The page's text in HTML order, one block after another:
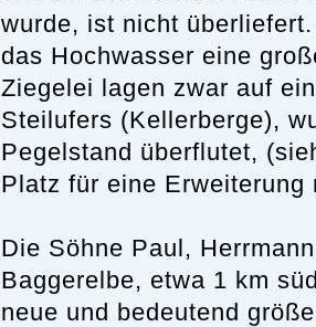
wurde, ist nicht
das Hochwasser eine
Ziegelei lagen zwar auf
Steilufers (Kellerberge),
Pegelstand überflutet,
Platz für eine Erweiterung
Die Söhne Paul,
Baggerelbe, etwa 1 km
neue und bedeutend